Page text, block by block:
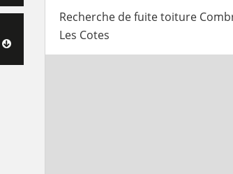
Recherche de fuite toiture
Les Cotes